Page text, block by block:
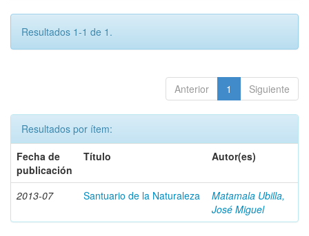
Resultados 1-1 de 1.
Anterior 1 Siguiente
Resultados por ítem:
Fecha de
publicación
Título Autor(es)
2013-07 Santuario de la Naturaleza
Matamala Ubilla,
José Miguel